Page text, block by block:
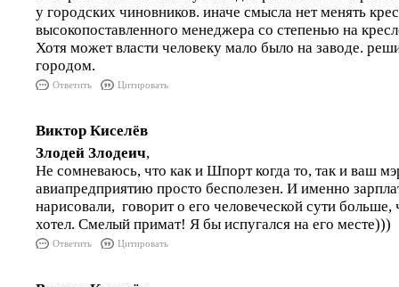
у городских чиновников. иначе смысла нет менять
высокопоставленного менеджера со степенью на
Хотя может власти человеку мало было на заводе.
городом.
Ответить Цитировать
Виктор Киселёв
Злодей Злодеич,
Не сомневаюсь, что как и Шпорт когда то, так и ваш
авиапредприятию просто бесполезен. И именно
нарисовали, говорит о его человеческой сути
хотел. Смелый примат! Я бы испугался на его месте)))
Ответить Цитировать